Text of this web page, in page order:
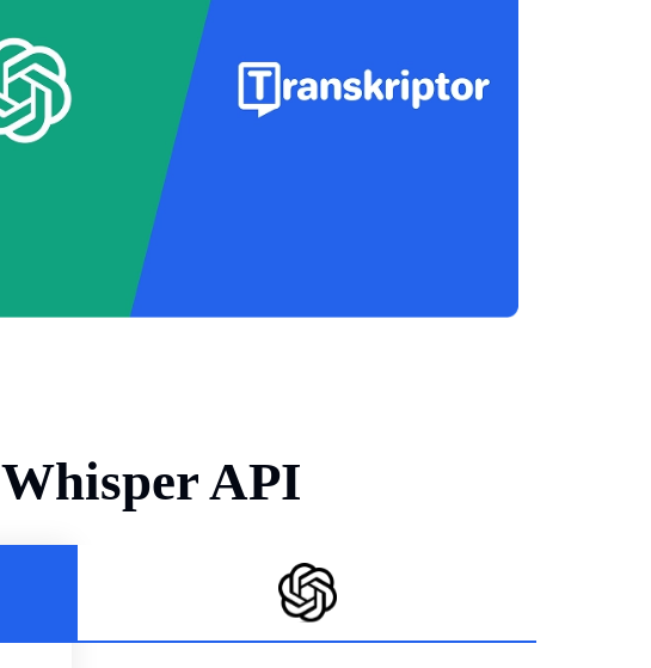
איך Transkriptor בהשוואה Whisper API